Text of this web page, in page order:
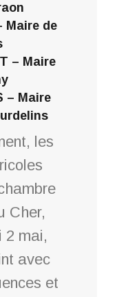
Maire de
– Maire
– Maire
les
Cher,
2 mai,
avec
et